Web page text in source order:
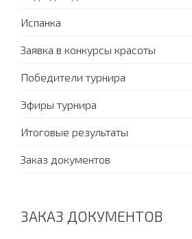
Испанка
Заявка в конкурсы красоты
Победители турнира
Эфиры турнира
Итоговые результаты
Заказ документов
ЗАКАЗ ДОКУМЕНТОВ